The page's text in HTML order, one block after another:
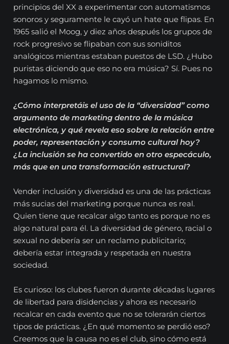
principios del XX a experimentar con automatismos
sonoros y seguramente le cayó un hate que flipas. En
1965 salió el Moog, y diez años después los grupos de
rock progresivo se flipaban con sus soniditos
analógicos mientras estaban puestos de LSD. ¿Hubo
puristas diciendo que eso no era música? Sí. Pues no
hagamos lo mismo.
¿Cómo interpretáis el uso de la “diversidad” como
argumento de marketing dentro de la música
electrónica, y qué revela eso sobre la relación entre
poder, representación y consumo cultural hoy?
¿La inclusión se ha convertido en otro especáculo,
más que en una transformación estructural?
Vender inclusión y diversidad es una de las prácticas
más sucias del marketing porque nunca es real.
Quien tiene que recalcar algo tanto es porque no es
algo natural para él. La diversidad de género, racial o
sexual no debería ser un reclamo publicitario;
debería estar integrada y respetada en nuestra
sociedad.
Es curioso: los clubes fueron durante décadas lugares
de libertad para disidencias y ahora es necesario
recalcar en cada evento que no se tolerarán ciertos
tipos de prácticas. ¿En qué momento se perdió eso?
Creemos que la causa no es el club, sino cómo está